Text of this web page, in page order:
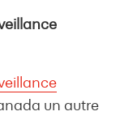
un autre